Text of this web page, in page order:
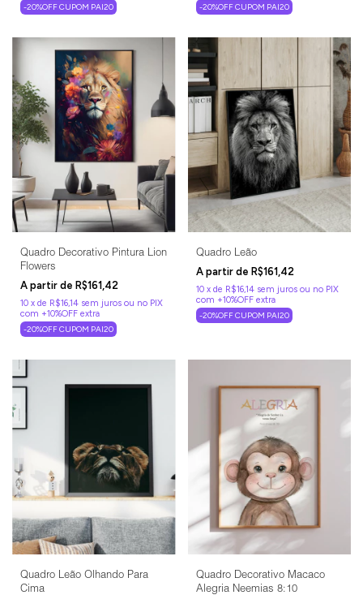
-20%OFF CUPOM PAI20 -20%OFF CUPOM PAI20
Quadro Decorativo Pintura Lion
Flowers
R$161,42
10 x de R$16,14 sem juros
-20%OFF CUPOM PAI20
Quadro Leão
R$161,42
10 x de R$16,14 sem juros
-20%OFF CUPOM PAI20
Quadro Leão Olhando Para
Cima
Quadro Decorativo Macaco
Alegria Neemias 8:10